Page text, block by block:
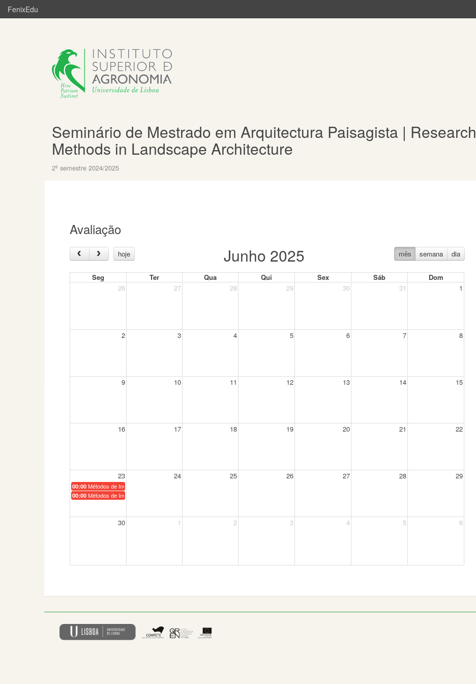
FenixEdu
Seminário de Mestrado em Arquitectura Paisagista | Research
Methods in Landscape Architecture
2º semestre 2024/2025
Avaliação
hoje mês semana dia
Junho 2025
Seg Ter Qua Qui Sex Sáb
Dom
26
27 28 29 30 31 1
2 3 4 5 6 7 8
9 10 11 12 13 14 15
16 17 18 19 20 21 22
23 24 25 26 27 28 29
00:00 Métodos de Investigação em Arquitectura Paisagista - 1ª Chamada
00:00 Métodos de Investigação em Arquitectura Paisagista - Melhoria (na 1ª Chamada)
30 1 2 3 4 5 6